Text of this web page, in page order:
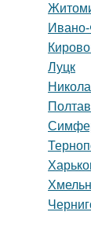
Луцк